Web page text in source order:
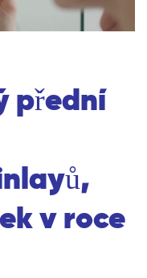
přední
v roce